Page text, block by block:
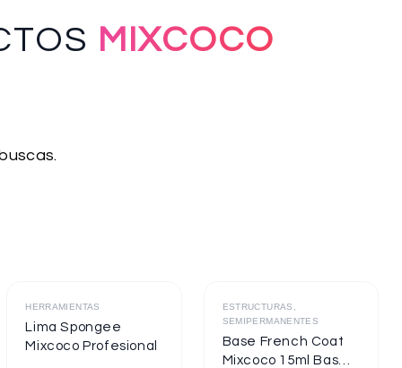
MIXCOCO
Destacado
HERRAMIENTAS
Lima Spongee
Mixcoco Profesional
Destacado
ESTRUCTURAS,
SEMIPERMANENTES
Base French Coat
Mixcoco 15ml Base